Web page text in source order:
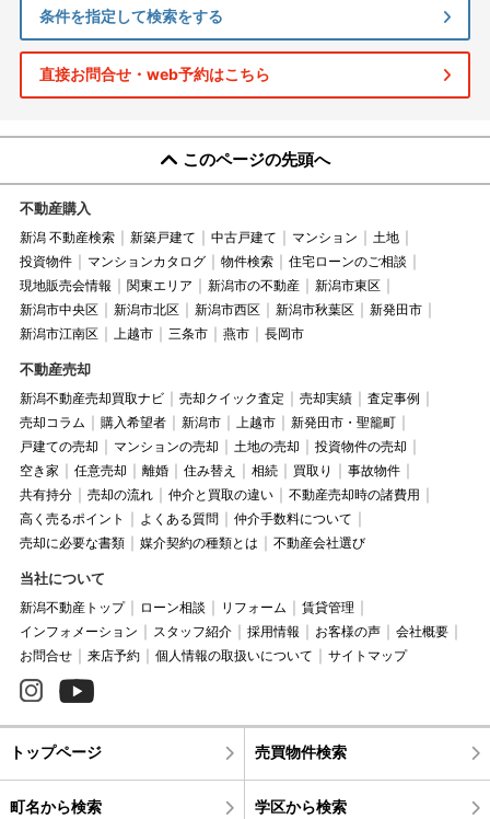
条件を指定して検索をする
直接お問合せ・web予約はこちら
このページの先頭へ
不動産購入
新潟 不動産検索 新築戸建て 中古戸建て マンション
土地
投資物件
マンションカタログ 物件検索
住宅ローンのご相談
現地販売会情報
関東エリア 新潟市の不動産
新潟市東区
新潟市中央区
新潟市北区 新潟市西区 新潟市秋葉区
新発田市
新潟市江南区
上越市 三条市 燕市 長岡市
不動産売却
新潟不動産売却買取ナビ 売却クイック査定 売却実績
査定事例
売却コラム
購入希望者 新潟市 上越市
新発田市・聖籠町
戸建ての売却
マンションの売却 土地の売却
投資物件の売却
空き家
任意売却 離婚 住み替え 相続 買取り
事故物件
共有持分
売却の流れ 仲介と買取の違い
不動産売却時の諸費用
高く売るポイント
よくある質問
仲介手数料について
売却に必要な書類
媒介契約の種類とは 不動産会社選び
当社について
新潟不動産トップ ローン相談 リフォーム
賃貸管理
インフォメーション
スタッフ紹介 採用情報 お客様の声
会社概要
お問合せ
来店予約 個人情報の取扱いについて サイトマップ
トップページ 売買物件検索
町名から検索 学区から検索